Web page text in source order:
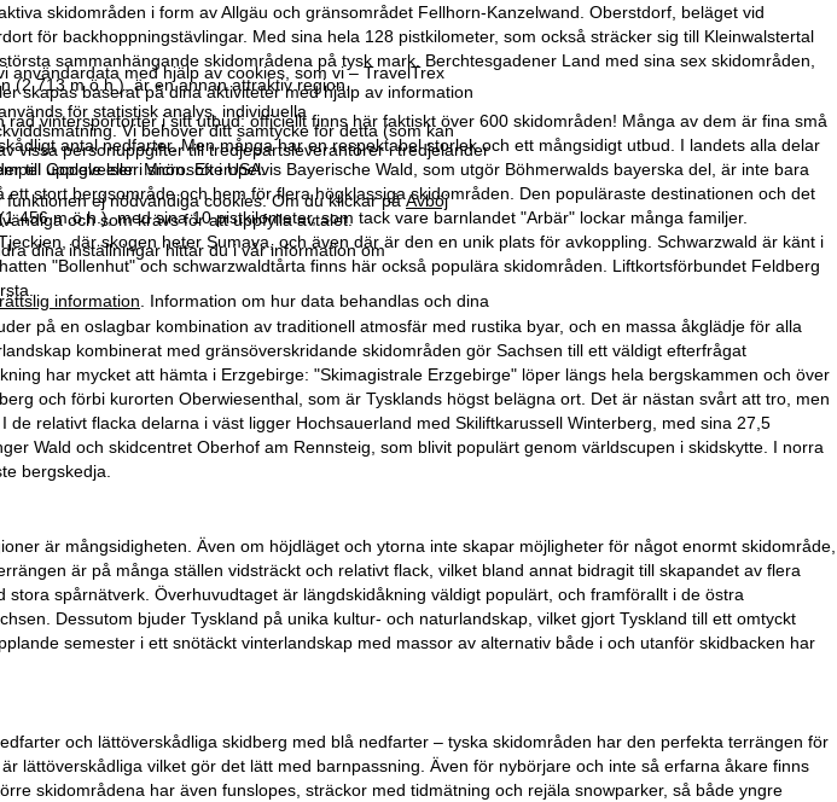
med hjälp av cookies, som vi – TravelTrex
skapas baserat på dina aktiviteter med hjälp av information
för statistisk analys, individuella
Vi behöver ditt samtycke för detta (som kan
vissa personuppgifter till tredjepartsleverantörer i tredjeländer
Google eller Microsoft i USA.
ej nödvändiga cookies. Om du klickar påAvböj
och som krävs för att uppfylla avtalet.
dina inställningar hittar du i vår information om
rättslig information . Information om hur data behandlas och dina
skidområden i form av Allgäu och gränsområdet Fellhorn-Kanzelwand. Oberstdorf, beläget vid
för backhoppningstävlingar. Med sina hela 128 pistkilometer, som också sträcker sig till Kleinwalstertal
sammanhängande skidområdena på tysk mark. Berchtesgadener Land med sina sex skidområden,
(2 713 m.ö.h.), är en annan attraktiv region.
vintersportorter i sitt utbud: officiellt finns här faktiskt över 600 skidområden! Många av dem är fina små
antal nedfarter. Men många har en respektabel storlek och ett mångsidigt utbud. I landets alla delar
till upplevelser i snön. Exempelvis Bayerische Wald, som utgör Böhmerwalds bayerska del, är inte bara
stort bergsområde och hem för flera högklassiga skidområden. Den populäraste destinationen och det
456 m.ö.h.), med sina 10 pistkilometer, som tack vare barnlandet "Arbär" lockar många familjer.
där skogen heter Sumava, och även där är den en unik plats för avkoppling. Schwarzwald är känt i
"Bollenhut" och schwarzwaldtårta finns här också populära skidområden. Liftkortsförbundet Feldberg
på en oslagbar kombination av traditionell atmosfär med rustika byar, och en massa åkglädje för alla
kombinerat med gränsöverskridande skidområden gör Sachsen till ett väldigt efterfrågat
har mycket att hämta i Erzgebirge: "Skimagistrale Erzgebirge" löper längs hela bergskammen och över
och förbi kurorten Oberwiesenthal, som är Tysklands högst belägna ort. Det är nästan svårt att tro, men
de relativt flacka delarna i väst ligger Hochsauerland med Skiliftkarussell Winterberg, med sina 27,5
Wald och skidcentret Oberhof am Rennsteig, som blivit populärt genom världscupen i skidskytte. I norra
bergskedja.
är mångsidigheten. Även om höjdläget och ytorna inte skapar möjligheter för något enormt skidområde,
är på många ställen vidsträckt och relativt flack, vilket bland annat bidragit till skapandet av flera
spårnätverk. Överhuvudtaget är längdskidåkning väldigt populärt, och framförallt i de östra
Dessutom bjuder Tyskland på unika kultur- och naturlandskap, vilket gjort Tyskland till ett omtyckt
semester i ett snötäckt vinterlandskap med massor av alternativ både i och utanför skidbacken har
och lättöverskådliga skidberg med blå nedfarter – tyska skidområden har den perfekta terrängen för
lättöverskådliga vilket gör det lätt med barnpassning. Även för nybörjare och inte så erfarna åkare finns
skidområdena har även funslopes, sträckor med tidmätning och rejäla snowparker, så både yngre